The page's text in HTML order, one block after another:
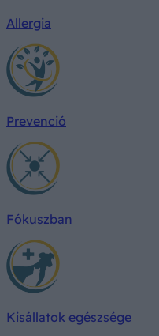
Allergia
Prevenció
Fókuszban
Kisállatok egészsége